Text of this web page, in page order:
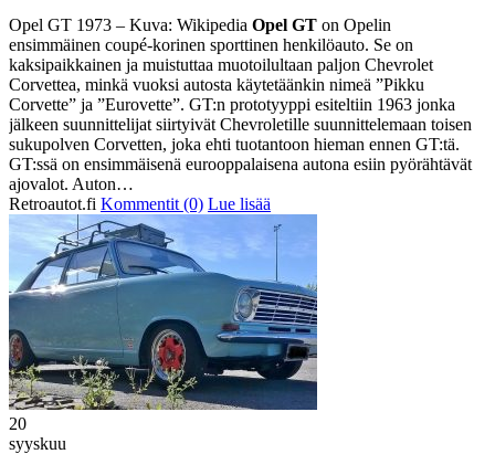
Opel GT 1973 – Kuva: Wikipedia Opel GT on Opelin
ensimmäinen coupé-korinen sporttinen henkilöauto. Se on
kaksipaikkainen ja muistuttaa muotoilultaan paljon Chevrolet
Corvettea, minkä vuoksi autosta käytetäänkin nimeä ”Pikku
Corvette” ja ”Eurovette”. GT:n prototyyppi esiteltiin 1963 jonka
jälkeen suunnittelijat siirtyivät Chevroletille suunnittelemaan toisen
sukupolven Corvetten, joka ehti tuotantoon hieman ennen GT:tä.
GT:ssä on ensimmäisenä eurooppalaisena autona esiin pyörähtävät
ajovalot. Auton…
Retroautot.fi Kommentit (0) Lue lisää
20
syyskuu